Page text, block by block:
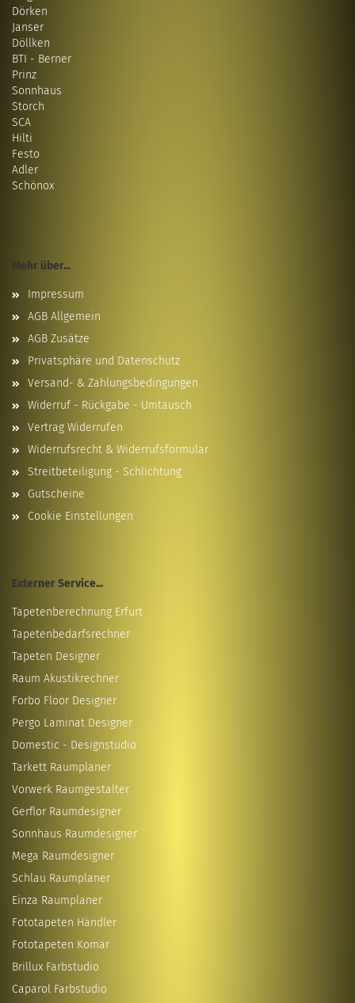
Dörken
Janser
Döllken
BTI - Berner
Prinz
Sonnhaus
Storch
SCA
Hilti
Festo
Adler
Schönox
Mehr über...
Impressum
AGB Allgemein
AGB Zusätze
Privatsphäre und Datenschutz
Versand- & Zahlungsbedingungen
Widerruf - Rückgabe - Umtausch
Vertrag Widerrufen
Widerrufsrecht & Widerrufsformular
Streitbeteiligung - Schlichtung
Gutscheine
Cookie Einstellungen
Externer Service...
Tapetenberechnung Erfurt
Tapetenbedarfsrechner
Tapeten Designer
Raum Akustikrechner
Forbo Floor Designer
Pergo Laminat Designer
Domestic - Designstudio
Tarkett Raumplaner
Vorwerk Raumgestalter
Gerflor Raumdesigner
Sonnhaus Raumdesigner
Mega Raumdesigner
Schlau Raumplaner
Einza Raumplaner
Fototapeten Händler
Fototapeten Komar
Brillux Farbstudio
Caparol Farbstudio